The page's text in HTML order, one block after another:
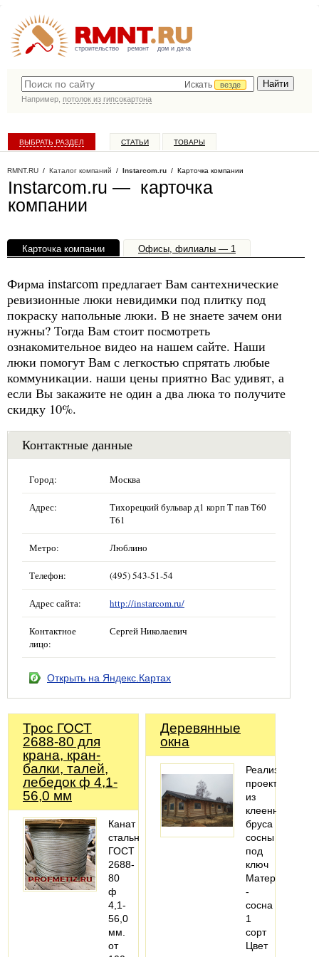
строительство ремонт дом и дача
Искать
везде
Например, потолок из гипсокартона
ВЫБРАТЬ РАЗДЕЛ СТАТЬИ ТОВАРЫ
RMNT.RU / Каталог компаний / Instarcom.ru / Карточка компании
Instarcom.ru — карточка
компании
Карточка компании Офисы, филиалы — 1
Фирма instarcom предлагает Вам сантехнические
ревизионные люки невидимки под плитку под
покраску напольные люки. В не знаете зачем они
нужны? Тогда Вам стоит посмотреть
ознакомительное видео на нашем сайте. Наши
люки помогут Вам с легкостью спрятать любые
коммуникации. наши цены приятно Вас удивят, а
если Вы закажите не один а два люка то получите
скидку 10%.
Контактные данные
Город: Москва
Адрес:
Тихорецкий бульвар д1 корп Т пав Т60
Т61
Метро: Люблино
Телефон: (495) 543-51-54
Адрес сайта: http://instarcom.ru/
Контактное
лицо:
Сергей Николаевич
Открыть на Яндекс.Картах
Трос ГОСТ
2688-80 для
крана, кран-
балки, талей,
лебедок ф 4,1-
56,0 мм
Канат
стальной
ГОСТ
2688-
80
ф
4,1-
56,0
мм.
от
Деревянные
окна
Реализация
проекта
из
клеенного
бруса
сосны
под
ключ
Материал
-
сосна
1
сорт
Цвет